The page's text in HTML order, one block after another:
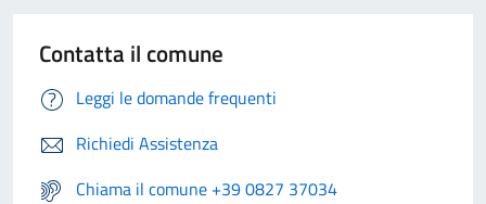
Contatta il comune
Leggi le domande frequenti
Richiedi Assistenza
Chiama il comune +39 0827 37034